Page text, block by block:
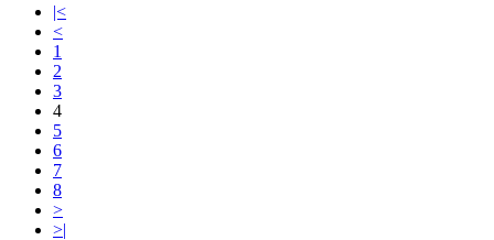
|<
<
1
2
3
4
5
6
7
8
>
>|